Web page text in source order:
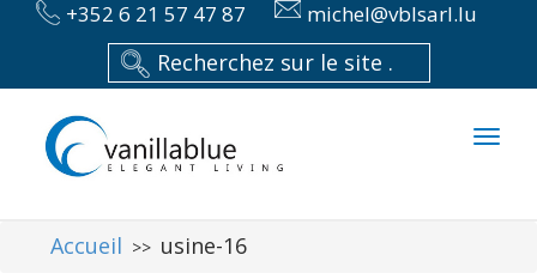
+352 6 21 57 47 87 michel@vblsarl.lu
Accueil >> usine-16